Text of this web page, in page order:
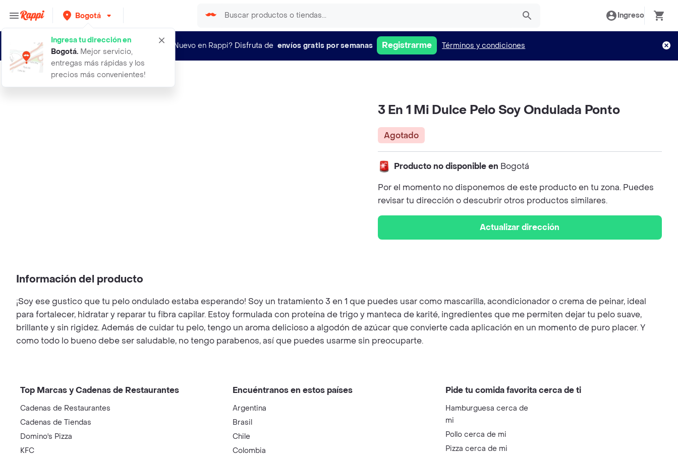
Bogotá
Ingresa tu dirección en
Bogotá. Mejor servicio,
entregas más rápidas y los
precios más convenientes!
Ingreso
¿Nuevo en Rappi? Disfruta de envíos gratis por semanas Registrarme Términos y condiciones
3 en 1 mi dulce pelo soy ondulada p
3 En 1 Mi Dulce Pelo Soy Ondulada Ponto
Agotado
Producto no disponible en Bogotá
Por el momento no disponemos de este producto en tu zona. Puedes
revisar tu dirección o descubrir otros productos similares.
Actualizar dirección
Información del producto
¡Soy ese gustico que tu pelo ondulado estaba esperando! Soy un tratamiento 3 en 1 que puedes usar como mascarilla, acondicionador o crema de peinar, ideal
para fortalecer, hidratar y reparar tu fibra capilar. Estoy formulada con proteína de trigo y manteca de karité, ingredientes que me permiten dejar tu pelo suave,
brillante y sin rigidez. Además de cuidar tu pelo, tengo un aroma delicioso a algodón de azúcar que convierte cada aplicación en un momento de puro placer. Y
como todo lo bueno debe ser saludable, no tengo parabenos, así que puedes usarme sin preocuparte.
Top Marcas y Cadenas de Restaurantes
Cadenas de Restaurantes
Cadenas de Tiendas
Domino's Pizza
KFC
Encuéntranos en estos países
Argentina
Brasil
Chile
Colombia
Pide tu comida favorita cerca de ti
Hamburguesa cerca de
mi
Pollo cerca de mi
Pizza cerca de mi